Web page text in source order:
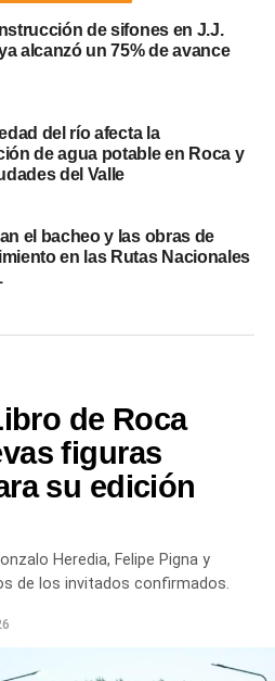
de sifones en J.J.
alcanzó un 75% de avance
del río afecta la
de agua potable en Roca y
del Valle
el bacheo y las obras de
en las Rutas Nacionales
de Roca
figuras
su edición
Heredia, Felipe Pigna y
de los invitados confirmados.